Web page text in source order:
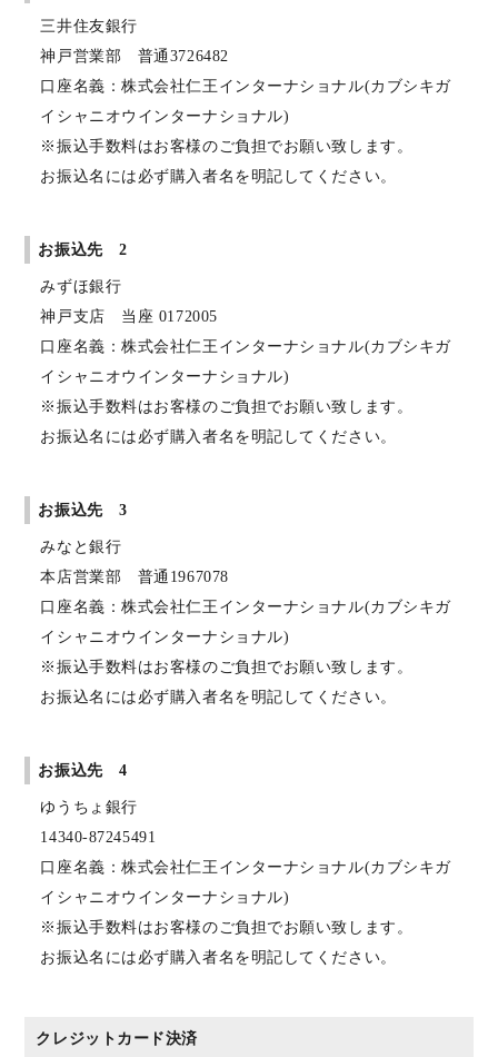
三井住友銀行
神戸営業部 普通3726482
口座名義：株式会社仁王インターナショナル(カブシキガ
イシャニオウインターナショナル)
※振込手数料はお客様のご負担でお願い致します。
お振込名には必ず購入者名を明記してください。
お振込先 2
みずほ銀行
神戸支店 当座 0172005
口座名義：株式会社仁王インターナショナル(カブシキガ
イシャニオウインターナショナル)
※振込手数料はお客様のご負担でお願い致します。
お振込名には必ず購入者名を明記してください。
お振込先 3
みなと銀行
本店営業部 普通1967078
口座名義：株式会社仁王インターナショナル(カブシキガ
イシャニオウインターナショナル)
※振込手数料はお客様のご負担でお願い致します。
お振込名には必ず購入者名を明記してください。
お振込先 4
ゆうちょ銀行
14340-87245491
口座名義：株式会社仁王インターナショナル(カブシキガ
イシャニオウインターナショナル)
※振込手数料はお客様のご負担でお願い致します。
お振込名には必ず購入者名を明記してください。
クレジットカード決済